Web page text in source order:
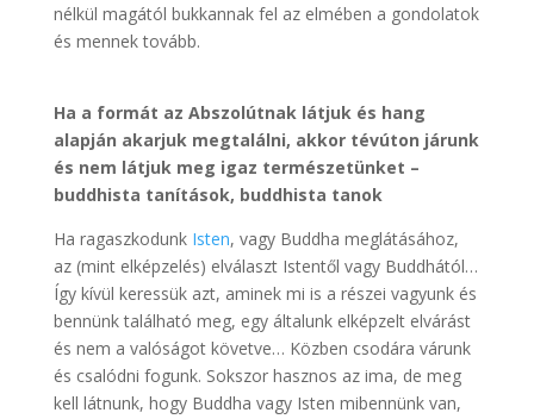
nélkül magától bukkannak fel az elmében a gondolatok
és mennek tovább.
Ha a formát az Abszolútnak látjuk és hang
alapján akarjuk megtalálni, akkor tévúton járunk
és nem látjuk meg igaz természetünket –
buddhista tanítások, buddhista tanok
Ha ragaszkodunk Isten, vagy Buddha meglátásához,
az (mint elképzelés) elválaszt Istentől vagy Buddhától…
Így kívül keressük azt, aminek mi is a részei vagyunk és
bennünk található meg, egy általunk elképzelt elvárást
és nem a valóságot követve… Közben csodára várunk
és csalódni fogunk. Sokszor hasznos az ima, de meg
kell látnunk, hogy Buddha vagy Isten mibennünk van,